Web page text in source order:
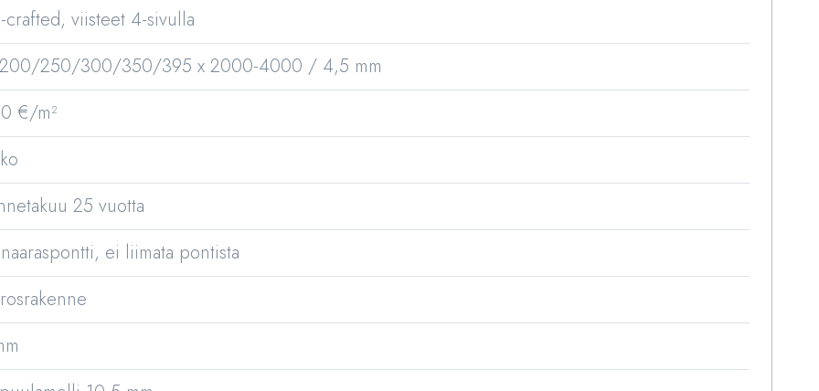
crafted, viisteet 4-sivulla
250/300/350/395 x 2000-4000 / 4,5 mm
€/m²
25 vuotta
ei liimata pontista